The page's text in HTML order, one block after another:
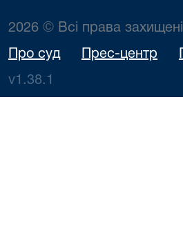
2026 © Всі права захищені
Про суд Прес-центр
v1.38.1